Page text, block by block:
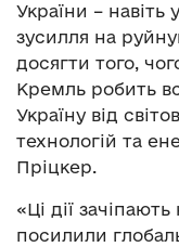
України – навіть
зусилля на
досягти того,
Кремль робить
Україну від
технологій та
Пріцкер.
«Ці дії
посилили